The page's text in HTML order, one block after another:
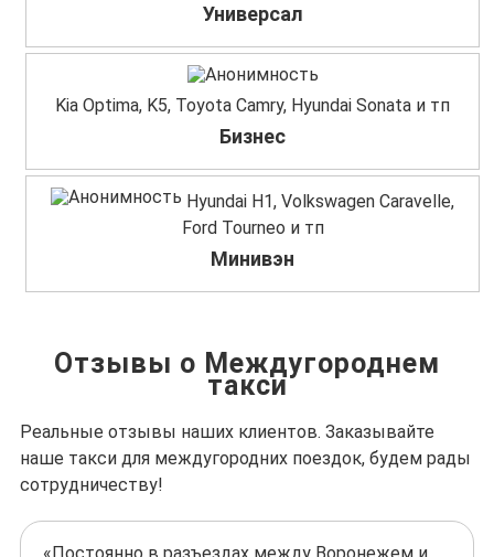
Универсал
Kia Optima, K5, Toyota Camry, Hyundai Sonata и тп
Бизнес
Hyundai H1, Volkswagen Caravelle,
Ford Tourneo и тп
Минивэн
Отзывы о Междугороднем
такси
Реальные отзывы наших клиентов. Заказывайте
наше такси для междугородних поездок, будем рады
сотрудничеству!